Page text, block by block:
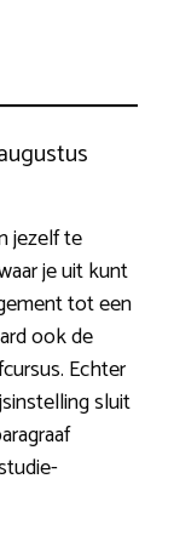
jezelf te
je uit kunt
tot een
ook de
Echter
sluit